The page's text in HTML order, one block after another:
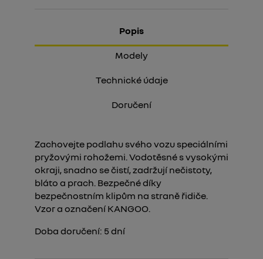
Popis
Modely
Technické údaje
Doručení
Zachovejte podlahu svého vozu speciálními
pryžovými rohožemi. Vodotěsné s vysokými
okraji, snadno se čistí, zadržují nečistoty,
bláto a prach. Bezpečné díky
bezpečnostním klipům na straně řidiče.
Vzor a označení KANGOO.
Doba doručení: 5 dní